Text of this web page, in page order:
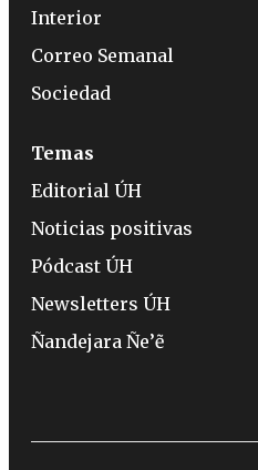
Interior
Correo Semanal
Sociedad
Temas
Editorial ÚH
Noticias positivas
Pódcast ÚH
Newsletters ÚH
Ñandejara Ñe’ẽ